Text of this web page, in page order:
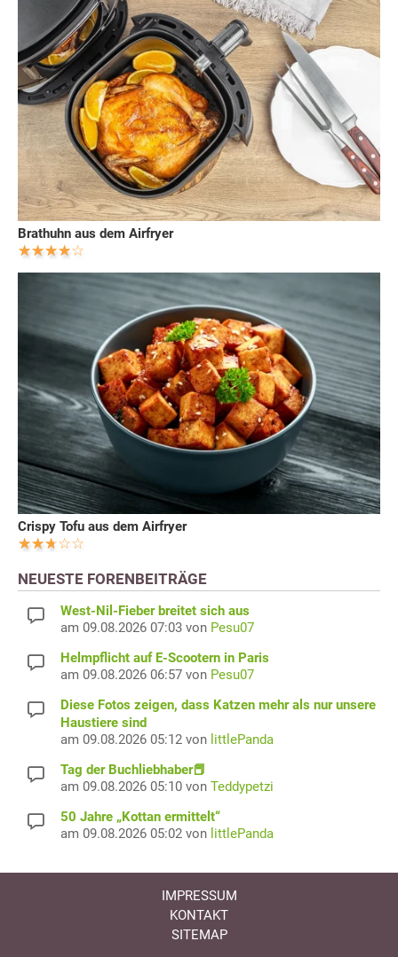
Brathuhn aus dem Airfryer
Crispy Tofu aus dem Airfryer
NEUESTE FORENBEITRÄGE
West-Nil-Fieber breitet sich aus
am 09.08.2026 07:03 von Pesu07
Helmpflicht auf E-Scootern in Paris
am 09.08.2026 06:57 von Pesu07
Diese Fotos zeigen, dass Katzen mehr als nur unsere
Haustiere sind
am 09.08.2026 05:12 von littlePanda
Tag der Buchliebhaber📕
am 09.08.2026 05:10 von Teddypetzi
50 Jahre „Kottan ermittelt“
am 09.08.2026 05:02 von littlePanda
IMPRESSUM
KONTAKT
SITEMAP